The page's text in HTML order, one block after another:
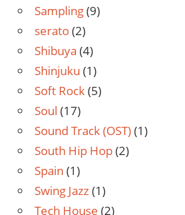
Sampling(9)
serato(2)
Shibuya (4)
Shinjuku (1)
Soft Rock(5)
Soul (17)
Sound Track (OST)(1)
South Hip Hop(2)
Spain (1)
Swing Jazz(1)
Tech House (2)